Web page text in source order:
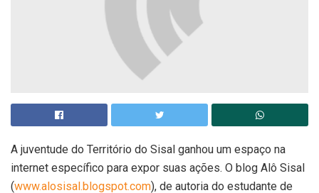
A juventude do Território do Sisal ganhou um espaço na
internet específico para expor suas ações. O blog Alô Sisal
(www.alosisal.blogspot.com), de autoria do estudante de